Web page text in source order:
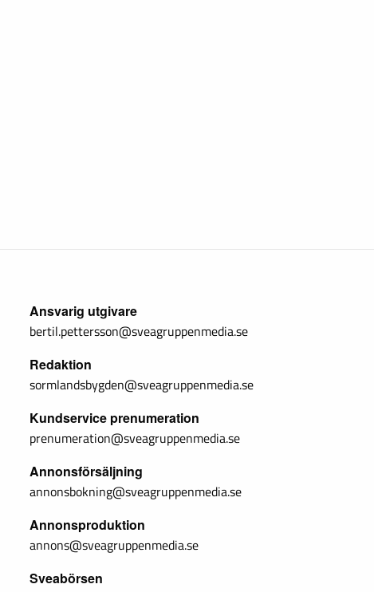
Ansvarig utgivare
bertil.pettersson@sveagruppenmedia.se
Redaktion
sormlandsbygden@sveagruppenmedia.se
Kundservice prenumeration
prenumeration@sveagruppenmedia.se
Annonsförsäljning
annonsbokning@sveagruppenmedia.se
Annonsproduktion
annons@sveagruppenmedia.se
Sveabörsen